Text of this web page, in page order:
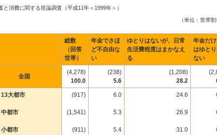
と消費に関する世論調査（平成11年＜1999年＞）
（単位：世帯割
総数
（回答
世帯）
年金でさほ
ど不自由な
い
ゆとりはないが、日常
生活費程度はまかなえ
る
年金だ
はゆと
ない
全国
(4,278)
100.0
(238)
5.6
(1,208)
28.2
13大都市
中都市
小都市
(917)
(1,541)
(911)
6.0
5.3
5.4
24.6
26.9
31.0